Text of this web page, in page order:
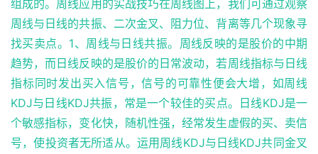
组成的。周线应用的实战技巧在周线图上，我们可通过观察
周线与日线的共振、二次金叉、阻力位、背离等几个现象寻
找买卖点。1、周线与日线共振。周线反映的是股价的中期
趋势，而日线反映的是股价的日常波动，若周线指标与日线
指标同时发出买入信号，信号的可靠性便会大增，如周线
KDJ与日线KDJ共振，常是一个较佳的买点。日线KDJ是一
个敏感指标，变化快，随机性强，经常发生虚假的买、卖信
号，使投资者无所适从。运用周线KDJ与日线KDJ共同金叉